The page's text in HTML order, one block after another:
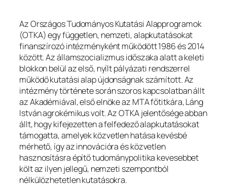
Az Országos Tudományos Kutatási Alapprogramok
(OTKA) egy független, nemzeti, alapkutatásokat
finanszírozó intézményként működött 1986 és 2014
között. Az államszocializmus időszaka alatt a keleti
blokkon belül az első, nyílt pályázati rendszerrel
működő kutatási alap újdonságnak számított. Az
intézmény története során szoros kapcsolatban állt
az Akadémiával, első elnöke az MTA főtitkára, Láng
István agrokémikus volt. Az OTKA jelentősége abban
állt, hogy kifejezetten a felfedező alapkutatásokat
támogatta, amelyek közvetlen hatása kevésbé
mérhető, így az innovációra és közvetlen
hasznosításra építő tudománypolitika kevesebbet
költ az ilyen jellegű, nemzeti szempontból
nélkülözhetetlen kutatásokra.